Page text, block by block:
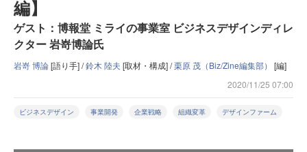
編】
ゲスト：博報堂 ミライの事業室 ビジネスデザインディレ
クター 岩嵜博論氏
岩嵜 博論[語り手] /鈴木 陸夫 [取材・構成] /栗原 茂（Biz/Zine編集部） [編]
2020/11/25 07:00
ビジネスデザイン 事業開発 企業戦略 組織変革 デザインファーム